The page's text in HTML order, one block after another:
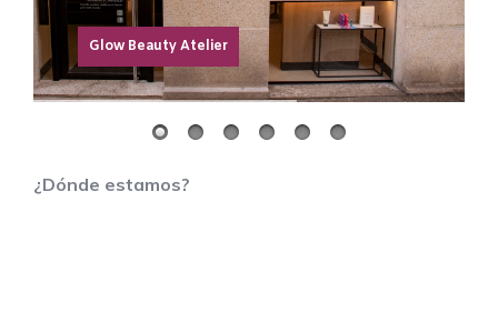
Glow Beauty Atelier
¿Dónde estamos?